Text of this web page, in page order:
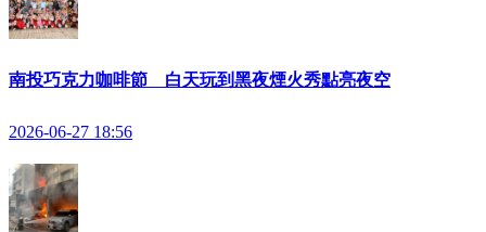
南投巧克力咖啡節 白天玩到黑夜煙火秀點亮夜空
2026-06-27 18:56